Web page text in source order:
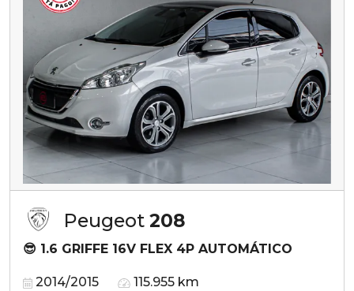
Peugeot 208
😎 1.6 GRIFFE 16V FLEX 4P AUTOMÁTICO
2014/2015 115.955 km